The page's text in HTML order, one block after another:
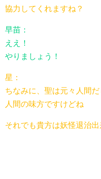
協力してくれますね？
早苗：
ええ！
やりましょう！
星：
ちなみに、聖は元々人間だ
人間の味方ですけどね
それでも貴方は妖怪退治出